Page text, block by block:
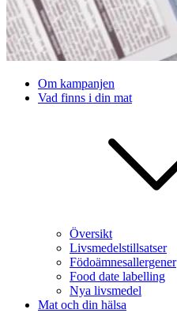
Om kampanjen
Vad finns i din mat
Översikt
Livsmedelstillsatser
Födoämnesallergener
Food date labelling
Nya livsmedel
Mat och din hälsa